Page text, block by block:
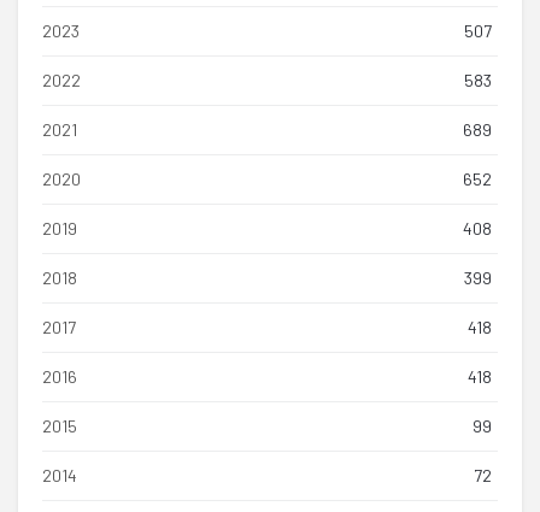
2023 507
2022 583
2021 689
2020 652
2019 408
2018 399
2017 418
2016 418
2015 99
2014 72